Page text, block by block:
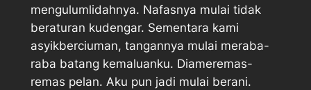
mengulumlidahnya. Nafasnya mulai tidak
beraturan kudengar. Sementara kami
asyikberciuman, tangannya mulai meraba-
raba batang kemaluanku. Diameremas-
remas pelan. Aku pun jadi mulai berani.